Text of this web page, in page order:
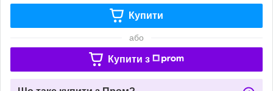
Купити
або
Купити з